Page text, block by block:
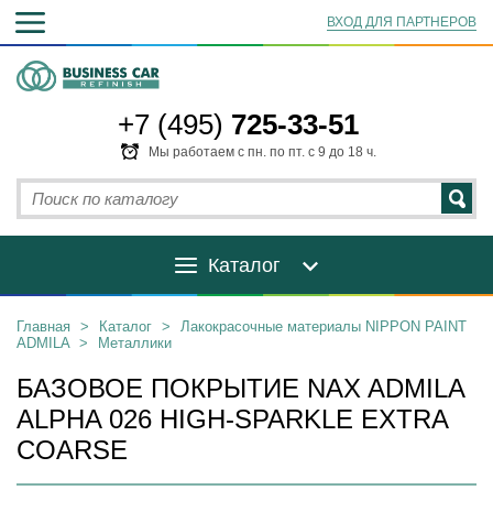
+7 (495) 725-33-51
Мы работаем с пн. по пт. с 9 до 18 ч.
ВХОД ДЛЯ ПАРТНЕРОВ
Каталог
Главная > Каталог >
Лакокрасочные материалы NIPPON PAINT
ADMILA > Металлики
БАЗОВОЕ ПОКРЫТИЕ NAX ADMILA
ALPHA 026 HIGH-SPARKLE EXTRA
COARSE